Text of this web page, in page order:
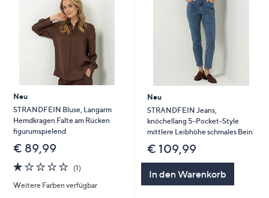
Neu
STRANDFEIN Bluse, Langarm
Hemdkragen Falte am Rücken
figurumspielend
€ 89,99
1.0
von
5
(1)
Weitere Farben verfügbar
Neu
STRANDFEIN Jeans,
knöchellang 5-Pocket-Style
mittlere Leibhöhe schmales Bein
€ 109,99
In den Warenkorb